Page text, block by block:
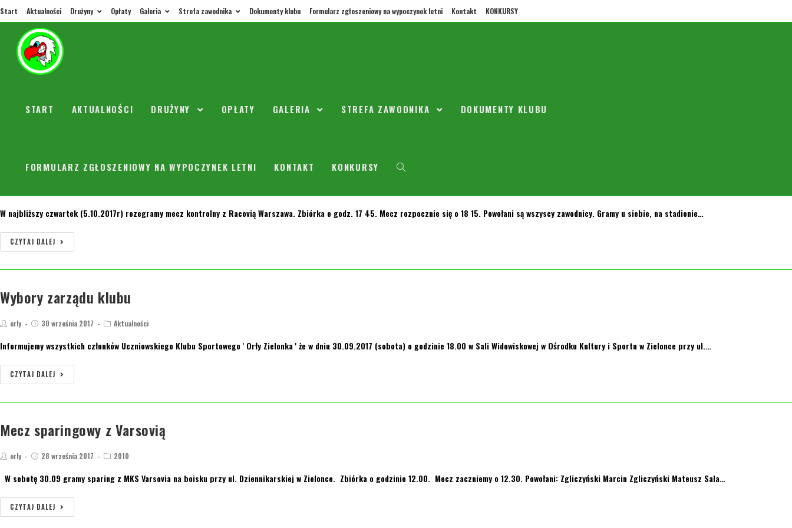
Start Aktualności Drużyny Opłaty Galeria Strefa zawodnika Dokumenty klubu Formularz zgłoszeniowy na wypoczynek letni Kontakt KONKURSY
START AKTUALNOŚCI DRUŻYNY OPŁATY GALERIA STREFA ZAWODNIKA DOKUMENTY KLUBU
FORMULARZ ZGŁOSZENIOWY NA WYPOCZYNEK LETNI KONTAKT KONKURSY
Nowe władze w klubie !!!
orly 3 października 2017
CZYTAJ DALEJ
Mecz sparingowy w Czwartek z (5.10.17r) Racovią Warszawa
W najbliższy czwartek (5.10.2017r) rozegramy mecz kontrolny z Racovią Warszawa. Zbiórka o godz. 17 45. Mecz rozpocznie się o 18 15. Powołani są wszyscy zawodnicy. Gramy u siebie, na stadionie…
CZYTAJ DALEJ
Wybory zarządu klubu
orly 30 września 2017 Aktualności
Informujemy wszystkich członków Uczniowskiego Klubu Sportowego ' Orły Zielonka ' że w dniu 30.09.2017 (sobota) o godzinie 18.00 w Sali Widowiskowej w Ośrodku Kultury i Sportu w Zielonce przy ul.…
CZYTAJ DALEJ
Mecz sparingowy z Varsovią
orly 28 września 2017 2010
W sobotę 30.09 gramy sparing z MKS Varsovia na boisku przy ul. Dziennikarskiej w Zielonce. Zbiórka o godzinie 12.00. Mecz zaczniemy o 12.30. Powołani: Zgliczyński Marcin Zgliczyński Mateusz Sala…
CZYTAJ DALEJ